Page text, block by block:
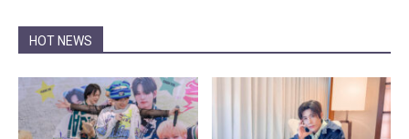
HOT NEWS